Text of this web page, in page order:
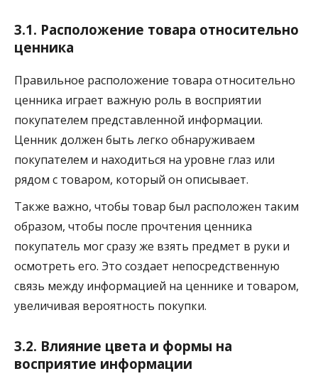
3.1. Расположение товара относительно
ценника
Правильное расположение товара относительно
ценника играет важную роль в восприятии
покупателем представленной информации.
Ценник должен быть легко обнаруживаем
покупателем и находиться на уровне глаз или
рядом с товаром, который он описывает.
Также важно, чтобы товар был расположен таким
образом, чтобы после прочтения ценника
покупатель мог сразу же взять предмет в руки и
осмотреть его. Это создает непосредственную
связь между информацией на ценнике и товаром,
увеличивая вероятность покупки.
3.2. Влияние цвета и формы на
восприятие информации